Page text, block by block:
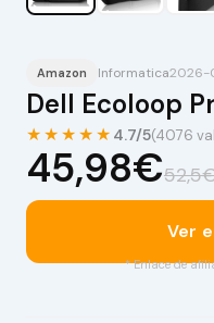
Amazon Informatica2026-
Dell Ecoloop
★★★★★ 4.7/5(4076
45,98€
Ver
* Enlace de